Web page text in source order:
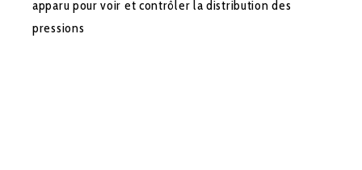
apparu pour voir et contrôler la distribution des
pressions